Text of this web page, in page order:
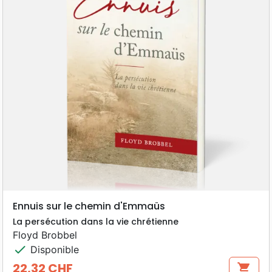
Ennuis sur le chemin d'Emmaüs
La persécution dans la vie chrétienne
Floyd Brobbel
check Disponible
22,32 CHF shopping_cart